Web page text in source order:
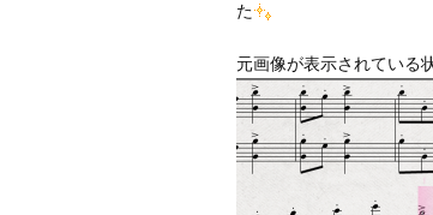
た
元画像が表示されている